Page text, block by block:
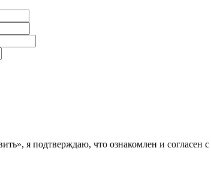
я подтверждаю, что ознакомлен и согласен